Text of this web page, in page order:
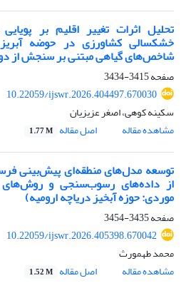
تحلیل اثرات تغییر اقلیم بر
خشکسالی کشاورزی در حوضه آبریز
شاخص‌های گیاهی مبتنی بر سنجش از
صفحه3415-3434
10.22059/ijswr.2026.404497.670030
سکینه کوهی، اصغر عزیزیان
مشاهده مقاله
اصل مقاله 1.77 M
توسعه مدل‌های منطقه‌ای پیش‌بینی
از داده‌های رسوب‌سنجی و روش‌های
موردی: حوزه آبخیز دریاچه ارومیه)
صفحه3435-3454
10.22059/ijswr.2026.405398.670042
محمد طهمورث
مشاهده مقاله
اصل مقاله 1.52 M